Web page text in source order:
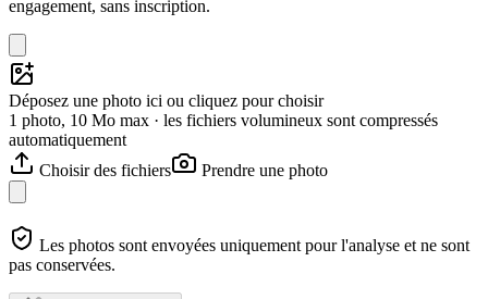
engagement, sans inscription.
Déposez une photo ici ou cliquez pour choisir
1 photo, 10 Mo max · les fichiers volumineux sont compressés
automatiquement
Choisir des fichiers
Prendre une photo
Les photos sont envoyées uniquement pour l'analyse et ne sont
pas conservées.